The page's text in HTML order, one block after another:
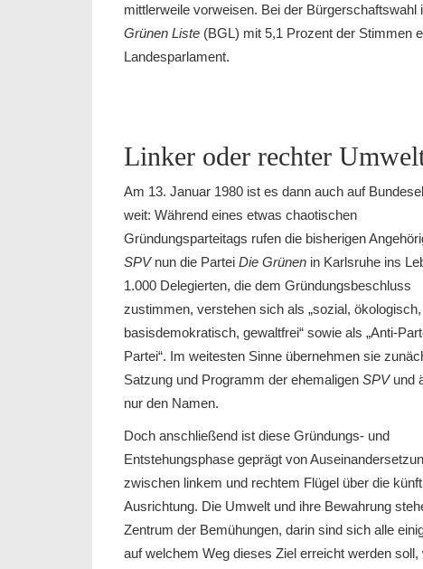
mittlerweile vorweisen. Bei der
Grünen Liste (BGL) mit 5,1 Prozent der Stimmen
Landesparlament.
Linker oder rechter
Am 13. Januar 1980 ist es dann auch auf
weit: Während eines etwas chaotischen
Gründungsparteitags rufen die bisherigen
SPVnun die Partei Die Grünen in Karlsruhe ins
1.000 Delegierten, die dem Gründungsbeschluss
zustimmen, verstehen sich als „sozial, ökologisch,
basisdemokratisch, gewaltfrei“ sowie als „Anti-
Partei“. Im weitesten Sinne übernehmen sie
Satzung und Programm der ehemaligen SPVund
nur den Namen.
Doch anschließend ist diese Gründungs- und
Entstehungsphase geprägt von
zwischen linkem und rechtem Flügel über die
Ausrichtung. Die Umwelt und ihre Bewahrung
Zentrum der Bemühungen, darin sind sich alle
auf welchem Weg dieses Ziel erreicht werden soll,